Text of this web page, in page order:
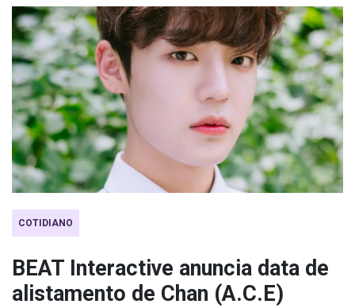
COTIDIANO
BEAT Interactive anuncia data de
alistamento de Chan (A.C.E)